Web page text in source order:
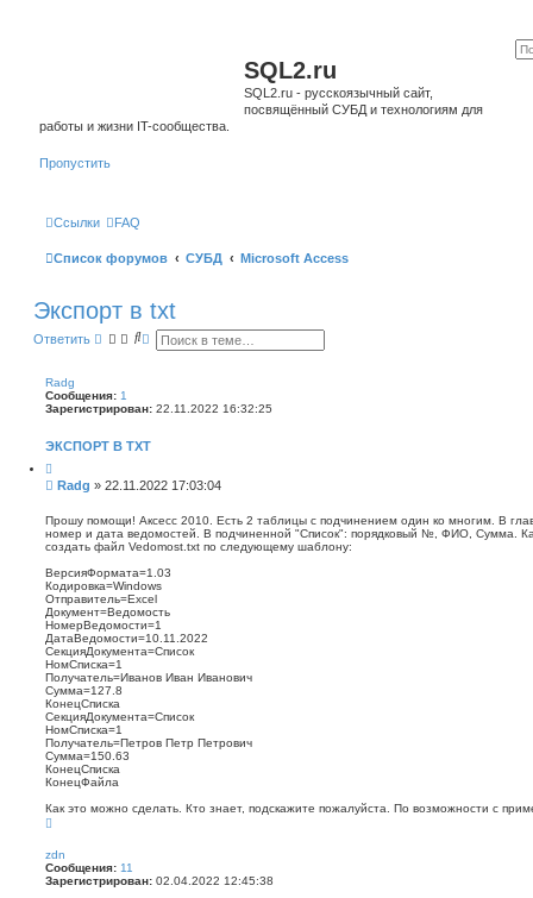
SQL2.ru
SQL2.ru - русскоязычный сайт,
посвящённый СУБД и технологиям для
работы и жизни IT-сообщества.
Пропустить
Ссылки FAQ
Список форумов СУБД Microsoft Access
Экспорт в txt
Ответить
П Р
р
й
п
и
с
к
Radg
Сообщения: 1
Зарегистрирован: 22.11.2022 16:32:25
ЭКСПОРТ В TXT
и
т
т
а
С
о
б
щ
н
и
е
Radg » 22.11.2022 17:03:04
Прошу помощи! Аксесс 2010. Есть 2 таблицы с подчинением один ко многим. В
номер и дата ведомостей. В подчиненной "Список": порядковый №, ФИО, Сумма.
создать файл Vedomost.txt по следующему шаблону:
ВерсияФормата=1.03
Кодировка=Windows
Отправитель=Excel
Документ=Ведомость
НомерВедомости=1
ДатаВедомости=10.11.2022
СекцияДокумента=Список
НомСписка=1
Получатель=Иванов Иван Иванович
Сумма=127.8
КонецСписка
СекцияДокумента=Список
НомСписка=1
Получатель=Петров Петр Петрович
Сумма=150.63
КонецСписка
КонецФайла
Как это можно сделать. Кто знает, подскажите пожалуйста. По возможности с
н
у
т
zdn
Сообщения: 11
Зарегистрирован: 02.04.2022 12:45:38